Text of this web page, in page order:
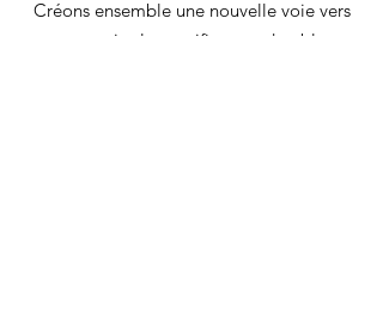
Créons ensemble une nouvelle voie vers
un avenir plus pacifique et durable.